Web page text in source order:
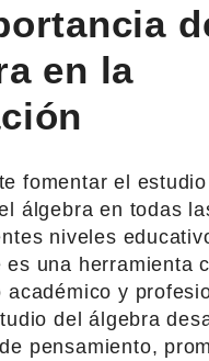
en la
fomentar el
álgebra en todas
niveles
es una herramienta
académico y
del álgebra
pensamiento,